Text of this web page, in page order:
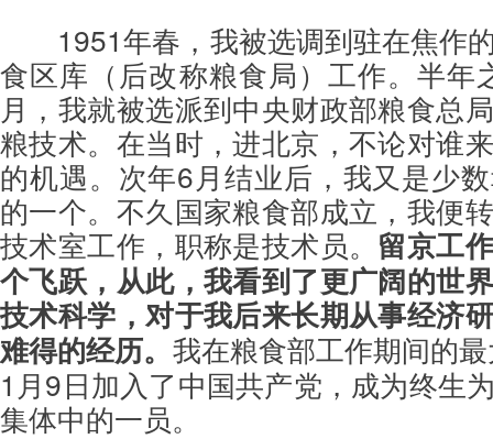
1951年春，我被选调到驻在焦作
食区库（后改称粮食局）工作。半年
月，我就被选派到中央财政部粮食总
粮技术。在当时，进北京，不论对谁
的机遇。次年6月结业后，我又是少
的一个。不久国家粮食部成立，我便
技术室工作，职称是技术员。 留京工
个飞跃，从此，我看到了更广阔的世
技术科学，对于我后来长期从事经济
难得的经历。 我在粮食部工作期间的
1月9日加入了中国共产党，成为终生
集体中的一员。